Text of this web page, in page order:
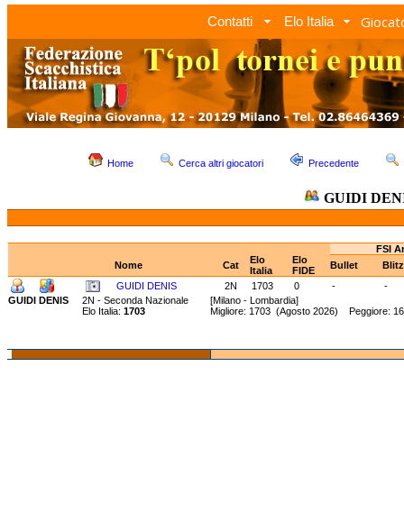
Contatti Elo Italia
Home Cerca altri giocatori Precedente
GUIDI
FSI
Nome
Cat
Elo
Italia
Elo
FIDE
Bullet
GUIDI DENIS
2N 1703 0 -
-
GUIDI DENIS
2N - Seconda Nazionale [Milano - Lombardia]
Elo Italia: 1703 Migliore: 1703 (Agosto 2026) Peggiore: